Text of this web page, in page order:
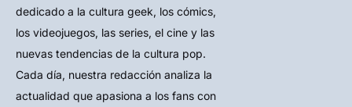
dedicado a la cultura geek, los cómics,
los videojuegos, las series, el cine y las
nuevas tendencias de la cultura pop.
Cada día, nuestra redacción analiza la
actualidad que apasiona a los fans con